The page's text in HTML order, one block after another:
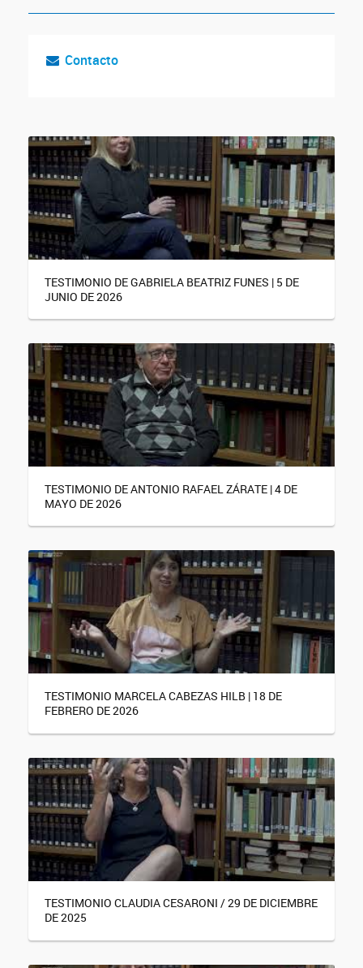
Contacto
TESTIMONIO DE GABRIELA BEATRIZ FUNES | 5 DE
JUNIO DE 2026
TESTIMONIO DE ANTONIO RAFAEL ZÁRATE | 4 DE
MAYO DE 2026
TESTIMONIO MARCELA CABEZAS HILB | 18 DE
FEBRERO DE 2026
TESTIMONIO CLAUDIA CESARONI / 29 DE DICIEMBRE
DE 2025